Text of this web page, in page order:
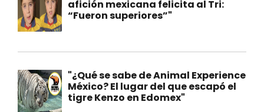
afición mexicana felicita al Tri:
“Fueron superiores”"
"¿Qué se sabe de Animal Experience
México? El lugar del que escapó el
tigre Kenzo en Edomex"